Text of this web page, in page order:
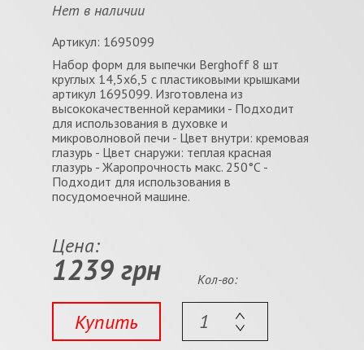
Нет в наличии
Артикул: 1695099
Набор форм для выпечки Berghoff 8 шт
круглых 14,5х6,5 с пластиковыми крышками
артикул 1695099. Изготовлена из
высококачественной керамики - Подходит
для использования в духовке и
микроволновой печи - Цвет внутри: кремовая
глазурь - Цвет снаружи: теплая красная
глазурь - Жаропрочность макс. 250°С -
Подходит для использования в
посудомоечной машине.
Цена:
1239 грн
Купить
Кол-во: